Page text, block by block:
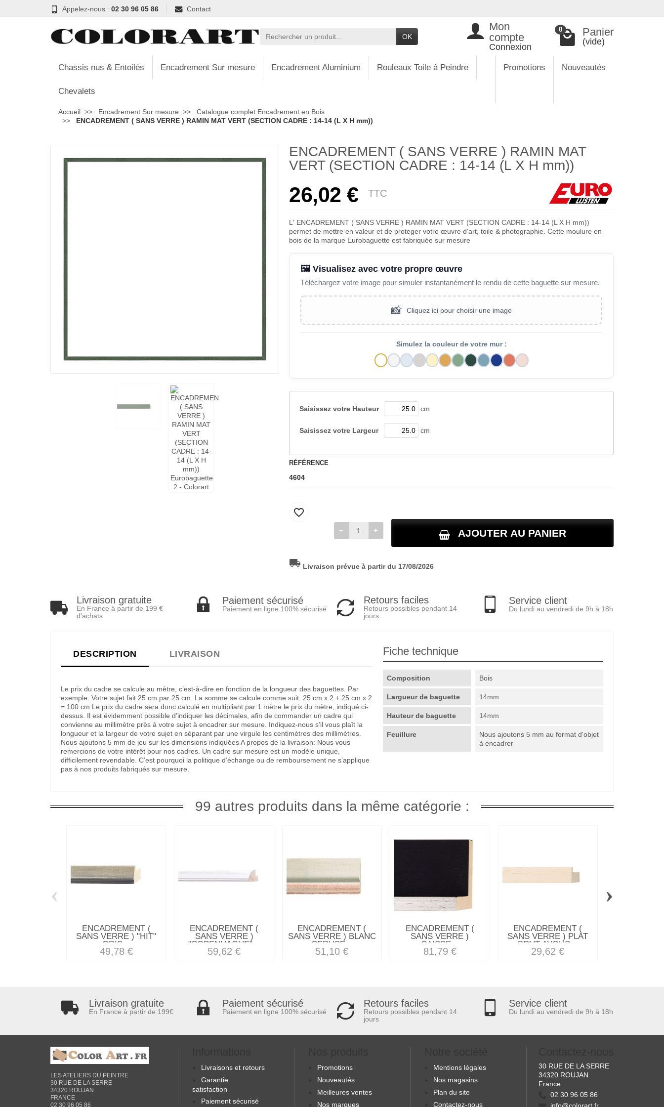
Appelez-nous : 02 30 96 05 86 Contact
OK
Mon
compte
Connexion
0 Panier
(vide)
Chassis nus & Entoilés Encadrement Sur mesure Encadrement Aluminium Rouleaux Toile à Peindre
Chevalets
Promotions Nouveautés
Accueil Encadrement Sur mesure
Catalogue complet Encadrement en Bois
ENCADREMENT ( SANS VERRE ) RAMIN MAT VERT (SECTION CADRE : 14-14 (L X H mm))
ENCADREMENT ( SANS VERRE ) RAMIN MAT
VERT (SECTION CADRE : 14-14 (L X H mm))
26,02 € TTC
L' ENCADREMENT ( SANS VERRE ) RAMIN MAT VERT (SECTION CADRE : 14-14 (L X H mm))
permet de mettre en valeur et de proteger votre œuvre d'art, toile & photographie. Cette moulure en
bois de la marque Eurobaguette est fabriquée sur mesure
🖼️ Visualisez avec votre propre œuvre
Téléchargez votre image pour simuler instantanément le rendu de cette baguette sur mesure.
📸 Cliquez ici pour choisir une image
Simulez la couleur de votre mur :
Saisissez votre Hauteur cm
Saisissez votre Largeur cm
RÉFÉRENCE
4604
AJOUTER AU PANIER
favorite_border
local_shipping Livraison prévue à partir du 17/08/2026
Livraison gratuite
En France à partir de 199 €
d'achats
Paiement sécurisé
Paiement en ligne 100% sécurisé
Retours faciles
Retours possibles pendant 14
jours
Service client
Du lundi au vendredi de 9h à 18h
DESCRIPTION LIVRAISON
Le prix du cadre se calcule au mètre, c’est-à-dire en fonction de la longueur des baguettes. Par
exemple: Votre sujet fait 25 cm par 25 cm. La somme se calcule comme suit: 25 cm x 2 + 25 cm x 2
= 100 cm Le prix du cadre sera donc calculé en multipliant par 1 mètre le prix du mètre, indiqué ci-
dessus. Il est évidemment possible d’indiquer les décimales, afin de commander un cadre qui
convienne au millimètre près à votre sujet à encadrer sur mesure. Indiquez-nous s’il vous plaît la
longueur et la largeur de votre sujet en séparant par une virgule les centimètres des millimètres.
Nous ajoutons 5 mm de jeu sur les dimensions indiquées A propos de la livraison: Nous vous
remercions de votre intérêt pour nos cadres. Un cadre sur mesure est un modèle unique,
difficilement revendable. C’est pourquoi la politique d’échange ou de remboursement ne s’applique
pas à nos produits fabriqués sur mesure.
Fiche technique
Composition Bois
Largueur de baguette 14mm
Hauteur de baguette 14mm
Feuillure
Nous ajoutons 5 mm au format d'objet
à encadrer
99 autres produits dans la même catégorie :
ENCADREMENT (
SANS VERRE ) "HIT"
GRIS...
49,78 €
ENCADREMENT (
SANS VERRE )
"COPENHAGUE"...
59,62 €
ENCADREMENT (
SANS VERRE ) BLANC
CERUSE...
51,10 €
ENCADREMENT (
SANS VERRE )
CAISSE...
81,79 €
ENCADREMENT (
SANS VERRE ) PLAT
BRUT AYOUS...
29,62 €
‹ ›
Livraison gratuite
En France à partir de 199€
Paiement sécurisé
Paiement en ligne 100% sécurisé
Retours faciles
Retours possibles pendant 14
jours
Service client
Du lundi au vendredi de 9h à 18h
LES ATELIERS DU PEINTRE
30 RUE DE LA SERRE
34320 ROUJAN
FRANCE
02 30 96 05 86
Livraisons et retours
Garantie
satisfaction
Paiement sécurisé
Promotions
Nouveautés
Meilleures ventes
Nos marques
Mentions légales
Nos magasins
Plan du site
Contactez-nous
30 RUE DE LA SERRE
34320 ROUJAN
France
02 30 96 05 86